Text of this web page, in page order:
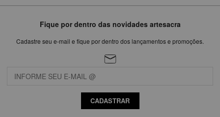
Fique por dentro das novidades artesacra
Cadastre seu e-mail e fique por dentro dos lançamentos e promoções.
CADASTRAR